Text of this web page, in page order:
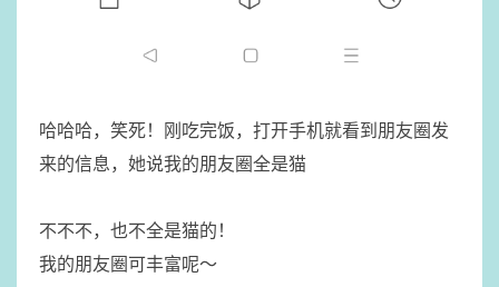
​哈哈哈，笑死！刚吃完饭，打开手机就看到朋友圈发
来的信息，她说我的朋友圈全是猫
​不不不，也不全是猫的！
我的朋友圈可丰富呢～